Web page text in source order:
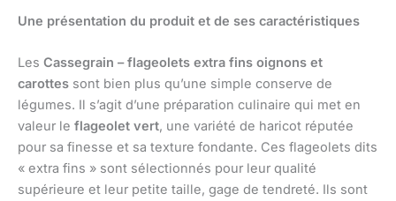
Une présentation du produit et de ses caractéristiques
Les Cassegrain – flageolets extra fins oignons et
carottes sont bien plus qu’une simple conserve de
légumes. Il s’agit d’une préparation culinaire qui met en
valeur le flageolet vert, une variété de haricot réputée
pour sa finesse et sa texture fondante. Ces flageolets dits
« extra fins » sont sélectionnés pour leur qualité
supérieure et leur petite taille, gage de tendreté. Ils sont